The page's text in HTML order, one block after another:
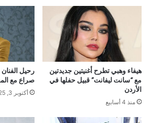
هيفاء وهبي تطرح أغنيتين جديدتين
مع “سانت ليفانت” قبيل حفلها في
الأردن
منذ 4 أسابيع
رحيل الفنان
صراع مع
أكتوبر 3, 2025